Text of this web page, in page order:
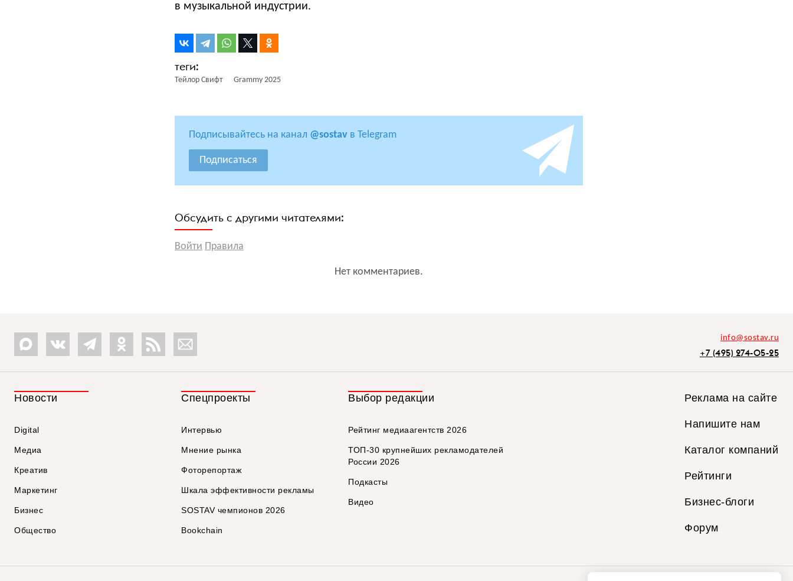
в музыкальной индустрии.
Тейлор Свифт Grammy 2025
Подписывайтесь на канал @sostav в Telegram
Подписаться
Обсудить с другими читателями:
Войти Правила
Нет комментариев.
info@sostav.ru
+7 (495) 274-05-25
Новости
Digital
Медиа
Креатив
Маркетинг
Бизнес
Общество
Спецпроекты
Интервью
Мнение рынка
Фоторепортаж
Шкала эффективности рекламы
SOSTAV чемпионов 2026
Bookchain
Выбор редакции
Рейтинг медиаагентств 2026
ТОП-30 крупнейших рекламодателей
России 2026
Подкасты
Видео
Реклама на сайте
Напишите нам
Каталог компаний
Рейтинги
Бизнес-блоги
Форум